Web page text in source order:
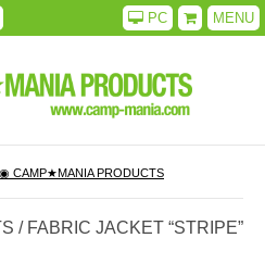
MENU
PC
◉ CAMP★MANIA PRODUCTS
/ FABRIC JACKET “STRIPE”